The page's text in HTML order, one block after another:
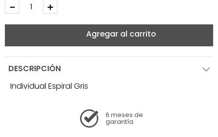
＋
－
Agregar al carrito
DESCRIPCIÓN
Individual Espiral Gris
6 meses de
garantía